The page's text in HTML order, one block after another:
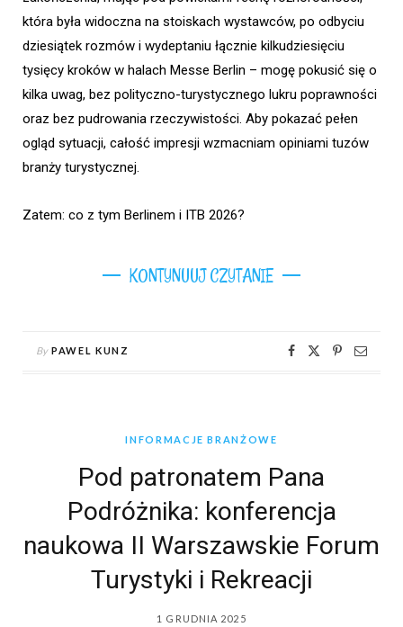
która była widoczna na stoiskach wystawców, po odbyciu
dziesiątek rozmów i wydeptaniu łącznie kilkudziesięciu
tysięcy kroków w halach Messe Berlin – mogę pokusić się o
kilka uwag, bez polityczno-turystycznego lukru poprawności
oraz bez pudrowania rzeczywistości. Aby pokazać pełen
ogląd sytuacji, całość impresji wzmacniam opiniami tuzów
branży turystycznej.
Zatem: co z tym Berlinem i ITB 2026?
KONTYNUUJ CZYTANIE
By PAWEL KUNZ
INFORMACJE BRANŻOWE
Pod patronatem Pana
Podróżnika: konferencja
naukowa II Warszawskie Forum
Turystyki i Rekreacji
1 GRUDNIA 2025